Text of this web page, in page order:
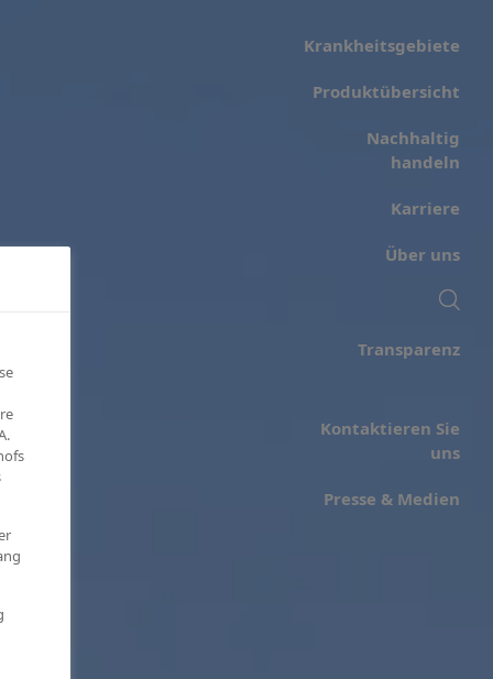
Krankheits­gebiete
Produktübersicht
Nachhaltig
handeln
Karriere
Über uns
Transparenz
Kontaktieren Sie
uns
Presse & Medien